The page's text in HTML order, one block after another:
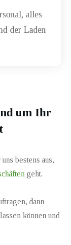
alles
der Laden
um Ihr
bestens aus,
geht.
dann
können und